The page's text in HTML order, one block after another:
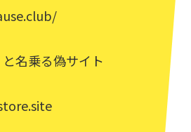
名乗る偽サイト